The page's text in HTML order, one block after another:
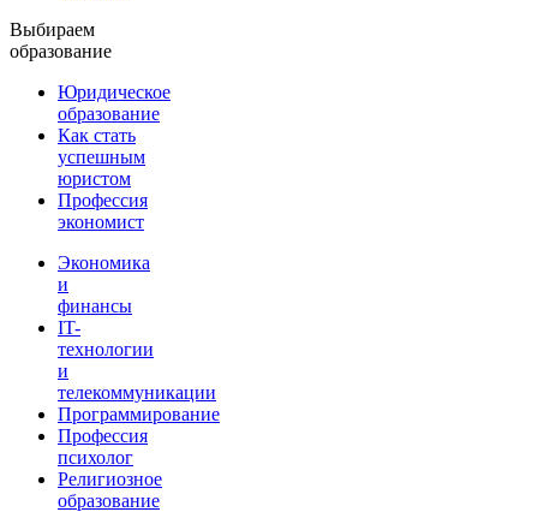
Выбираем
образование
Юридическое
образование
Как стать
успешным
юристом
Профессия
экономист
Экономика
и
финансы
IT-
технологии
и
телекоммуникации
Программирование
Профессия
психолог
Религиозное
образование